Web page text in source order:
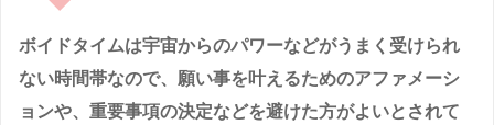
ボイドタイムは宇宙からのパワーなどがうまく受けられ
ない時間帯なので、願い事を叶えるためのアファメーシ
ョンや、重要事項の決定などを避けた方がよいとされて